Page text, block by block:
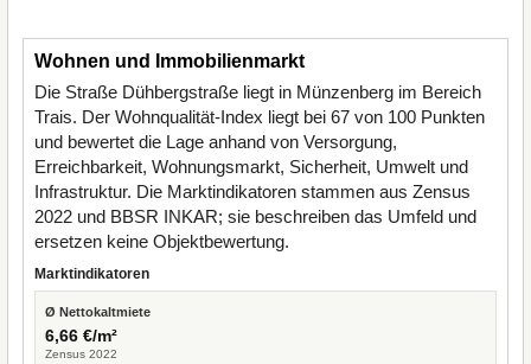
Wohnen und Immobilienmarkt
Die Straße Dühbergstraße liegt in Münzenberg im Bereich
Trais. Der Wohnqualität-Index liegt bei 67 von 100 Punkten
und bewertet die Lage anhand von Versorgung,
Erreichbarkeit, Wohnungsmarkt, Sicherheit, Umwelt und
Infrastruktur. Die Marktindikatoren stammen aus Zensus
2022 und BBSR INKAR; sie beschreiben das Umfeld und
ersetzen keine Objektbewertung.
Marktindikatoren
Ø Nettokaltmiete
6,66 €/m²
Zensus 2022